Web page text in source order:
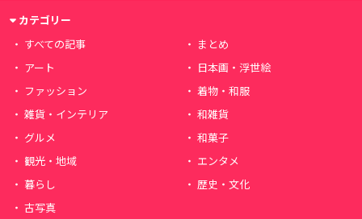
カテゴリー
すべての記事
まとめ
アート
日本画・浮世絵
ファッション
着物・和服
雑貨・インテリア
和雑貨
グルメ
和菓子
観光・地域
エンタメ
暮らし
歴史・文化
古写真